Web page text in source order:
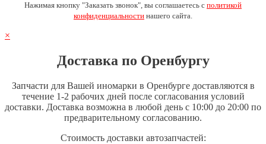
Нажимая кнопку "Заказать звонок", вы соглашаетесь с политикой
конфиденциальности нашего сайта.
×
Доставка по Оренбургу
Запчасти для Вашей иномарки в Оренбурге доставляются в
течение 1-2 рабочих дней после согласования условий
доставки. Доставка возможна в любой день с 10:00 до 20:00 по
предварительному согласованию.
Стоимость доставки автозапчастей: